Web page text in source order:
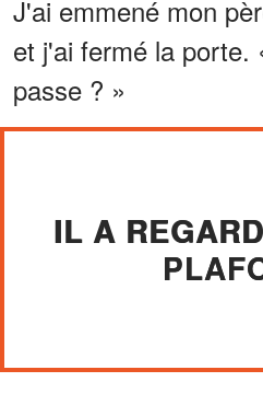
J'ai emmené mon
et j'ai fermé la porte.
passe ? »
IL A